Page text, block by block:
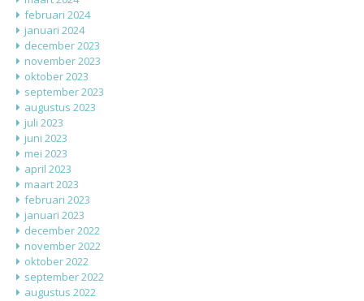
februari 2024
januari 2024
december 2023
november 2023
oktober 2023
september 2023
augustus 2023
juli 2023
juni 2023
mei 2023
april 2023
maart 2023
februari 2023
januari 2023
december 2022
november 2022
oktober 2022
september 2022
augustus 2022